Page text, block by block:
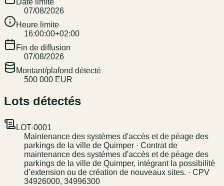
07/08/2026
Heure limite
16:00:00+02:00
Fin de diffusion
07/08/2026
Montant/plafond détecté
500 000 EUR
Lots détectés
LOT-0001
Maintenance des systèmes d'accès et de péage des
parkings de la ville de Quimper · Contrat de
maintenance des systèmes d'accès et de péage des
parkings de la ville de Quimper, intégrant la possibilité
d’extension ou de création de nouveaux sites. · CPV
34926000, 34996300